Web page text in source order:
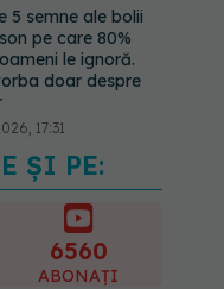
5 semne ale bolii
pe care 80%
le ignoră.
doar despre
17:31
Cristea, manifest
respect și
Corpul
spune o poveste
21:23
ȘI PE:
6560
ABONAȚI